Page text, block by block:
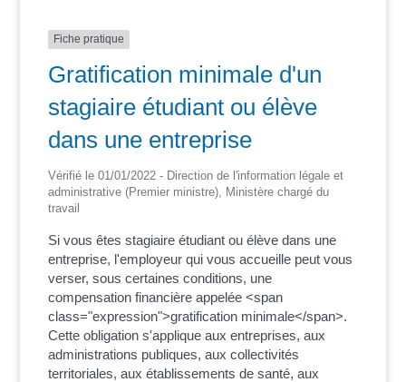
Fiche pratique
Gratification minimale d'un
stagiaire étudiant ou élève
dans une entreprise
Vérifié le 01/01/2022 - Direction de l'information légale et
administrative (Premier ministre), Ministère chargé du
travail
Si vous êtes stagiaire étudiant ou élève dans une
entreprise, l'employeur qui vous accueille peut vous
verser, sous certaines conditions, une
compensation financière appelée <span
class="expression">gratification minimale</span>.
Cette obligation s'applique aux entreprises, aux
administrations publiques, aux collectivités
territoriales, aux établissements de santé, aux